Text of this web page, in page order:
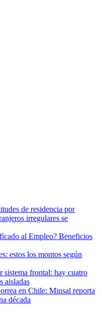
de residencia por
irregulares se
al Empleo? Beneficios
estos los montos según
sistema frontal: hay cuatro
aisladas
en Chile: Minsal reporta
década